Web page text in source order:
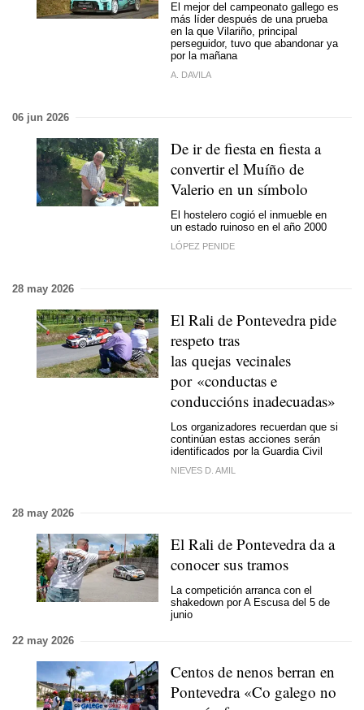
El mejor del campeonato gallego es
más líder después de una prueba
en la que Vilariño, principal
perseguidor, tuvo que abandonar ya
por la mañana
A. DAVILA
06 jun 2026
De ir de fiesta en fiesta a
convertir el Muíño de
Valerio en un símbolo
El hostelero cogió el inmueble en
un estado ruinoso en el año 2000
LÓPEZ PENIDE
28 may 2026
El Rali de Pontevedra pide
respeto tras
las quejas vecinales
por «conductas e
conduccións inadecuadas»
Los organizadores recuerdan que si
continúan estas acciones serán
identificados por la Guardia Civil
NIEVES D. AMIL
28 may 2026
El Rali de Pontevedra da a
conocer sus tramos
La competición arranca con el
shakedown por A Escusa del 5 de
junio
22 may 2026
Centos de nenos berran en
Pontevedra «Co galego no